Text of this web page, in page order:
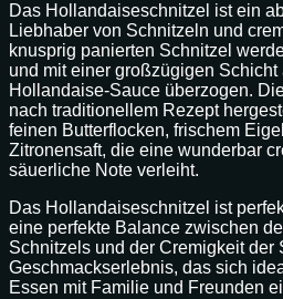
Das Hollandaiseschnitzel ist ein
Liebhaber von Schnitzeln und
knusprig panierten Schnitzel
und mit einer großzügigen
Hollandaise-Sauce überzogen.
nach traditionellem Rezept
feinen Butterflocken, frischem
Zitronensaft, die eine wunderbar
säuerliche Note verleiht.
Das Hollandaiseschnitzel ist
eine perfekte Balance zwischen
Schnitzels und der Cremigkeit der
Geschmackserlebnis, das sich
Essen mit Familie und Freunden